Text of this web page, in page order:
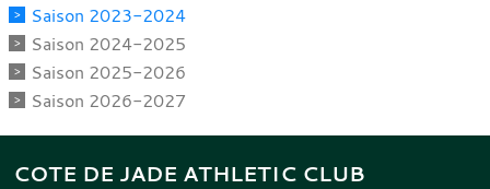
Saison 2023-2024
Saison 2024-2025
Saison 2025-2026
Saison 2026-2027
COTE DE JADE ATHLETIC CLUB